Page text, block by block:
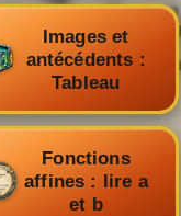
Images et
antécédents :
Tableau
Fonctions
affines : lire a
et b